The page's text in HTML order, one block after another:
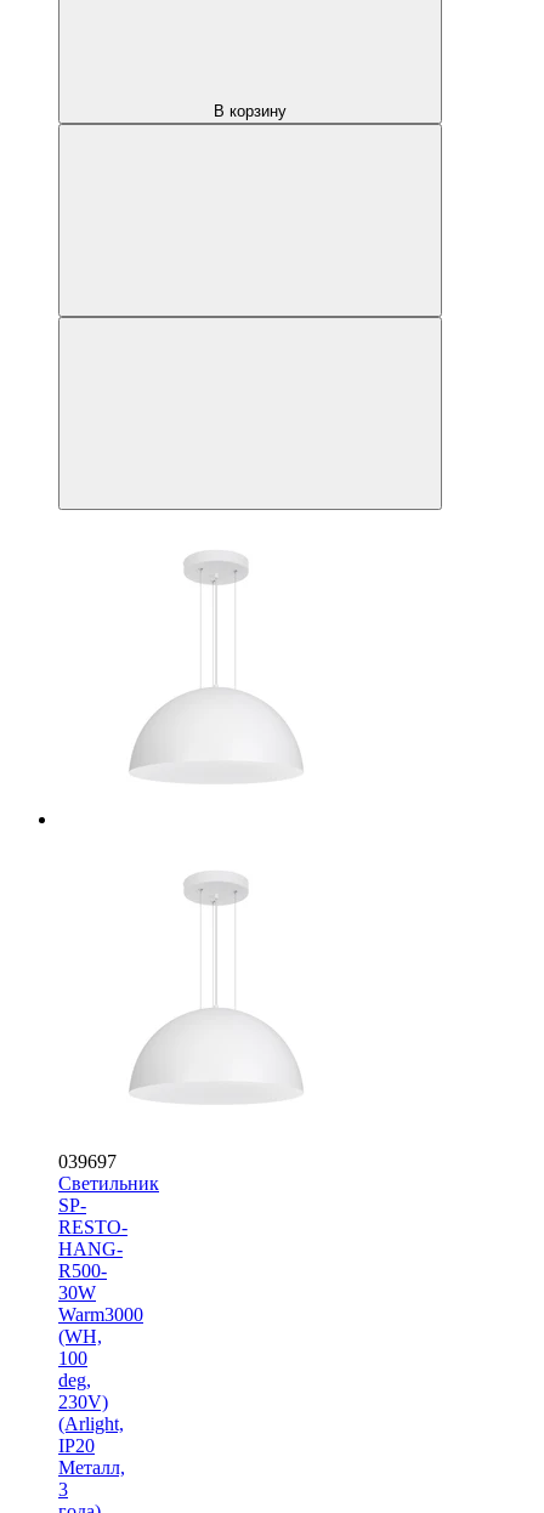
В корзину
039697
Светильник
SP-
RESTO-
HANG-
R500-
30W
Warm3000
(WH,
100
deg,
230V)
(Arlight,
IP20
Металл,
3